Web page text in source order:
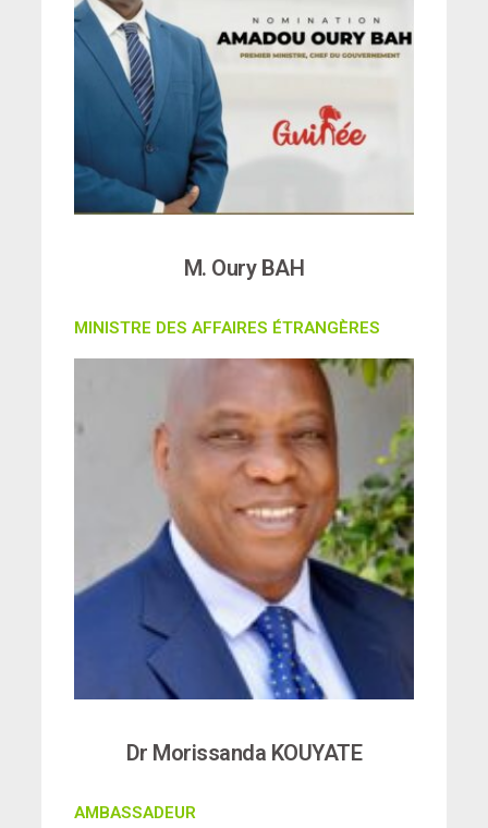
M. Oury BAH
MINISTRE DES AFFAIRES ÉTRANGÈRES
Dr Morissanda KOUYATE
AMBASSADEUR